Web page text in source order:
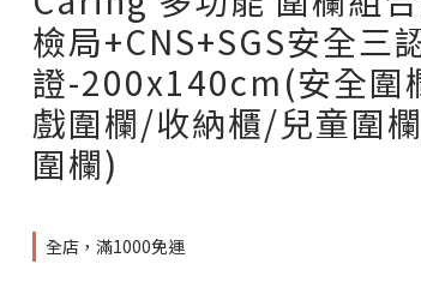
檢局+CNS+SGS安全三
證-200x140cm(安全圍
戲圍欄/收納櫃/兒童圍
圍欄)
全店，滿1000免運